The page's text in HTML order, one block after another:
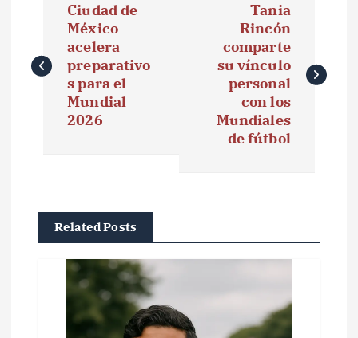
v
ó
Ciudad de
México
acelera
preparativo
s para el
Mundial
2026
Tania
Rincón
comparte
su vínculo
personal
con los
Mundiales
de fútbol
Related Posts